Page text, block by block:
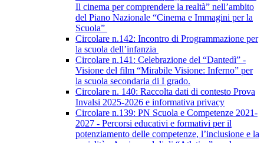
Il cinema per comprendere la realtà” nell’ambito
del Piano Nazionale “Cinema e Immagini per la
Scuola”
Circolare n.142: Incontro di Programmazione per
la scuola dell’infanzia
Circolare n.141: Celebrazione del “Dantedì” -
Visione del film “Mirabile Visione: Inferno” per
la scuola secondaria di I grado.
Circolare n. 140: Raccolta dati di contesto Prova
Invalsi 2025-2026 e informativa privacy
Circolare n.139: PN Scuola e Competenze 2021-
2027 - Percorsi educativi e formativi per il
potenziamento delle competenze, l’inclusione e la